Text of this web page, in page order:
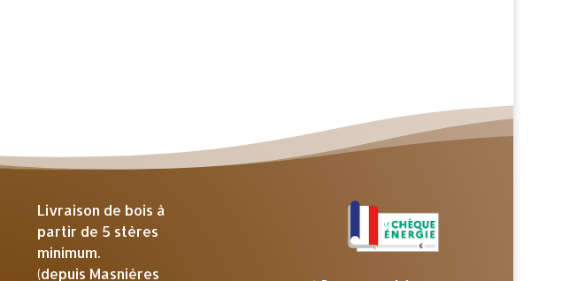
Livraison de bois à
partir de 5 stères
minimum.
(depuis Masnières